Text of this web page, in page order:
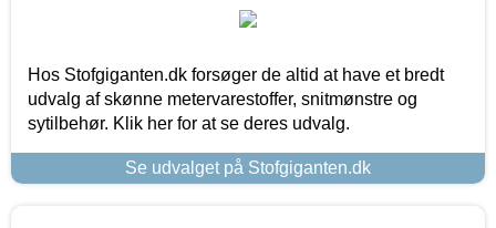
Hos Stofgiganten.dk forsøger de altid at have et bredt
udvalg af skønne metervarestoffer, snitmønstre og
sytilbehør. Klik her for at se deres udvalg.
Se udvalget på Stofgiganten.dk